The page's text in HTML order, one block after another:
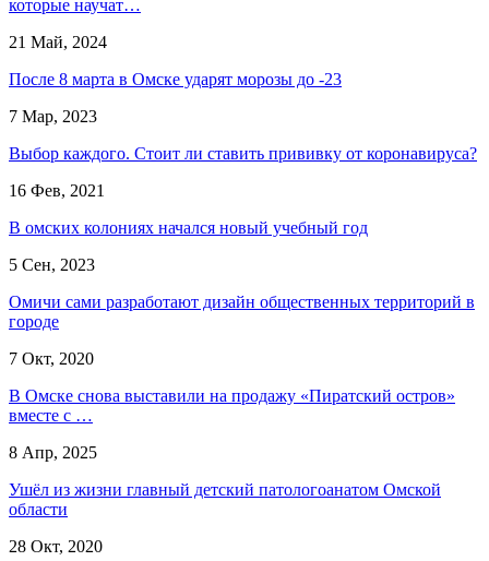
которые научат…
21 Май, 2024
После 8 марта в Омске ударят морозы до -23
7 Мар, 2023
Выбор каждого. Стоит ли ставить прививку от коронавируса?
16 Фев, 2021
В омских колониях начался новый учебный год
5 Сен, 2023
Омичи сами разработают дизайн общественных территорий в
городе
7 Окт, 2020
В Омске снова выставили на продажу «Пиратский остров»
вместе с …
8 Апр, 2025
Ушёл из жизни главный детский патологоанатом Омской
области
28 Окт, 2020